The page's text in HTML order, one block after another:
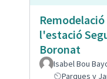
l'estació
Boronat
Isabel Bou
Parques y